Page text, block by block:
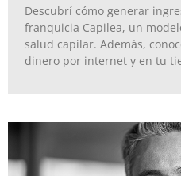
Descubrí cómo generar
franquicia Capilea, un
salud capilar. Además,
dinero por internet y en tu